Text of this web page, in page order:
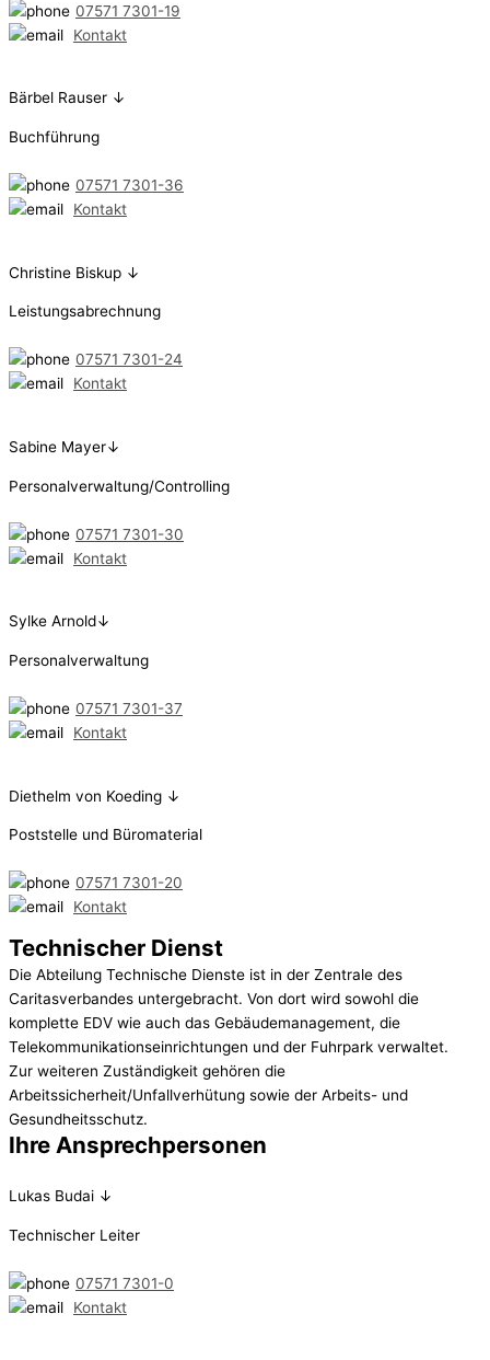
07571 7301-19
Kontakt
Bärbel Rauser ↓
Buchführung
07571 7301-36
Kontakt
Christine Biskup ↓
Leistungsabrechnung
07571 7301-24
Kontakt
Sabine Mayer↓
Personalverwaltung/Controlling
07571 7301-30
Kontakt
Sylke Arnold↓
Personalverwaltung
07571 7301-37
Kontakt
Diethelm von Koeding ↓
Poststelle und Büromaterial
07571 7301-20
Kontakt
Technischer Dienst
Die Abteilung Technische Dienste ist in der Zentrale des
Caritasverbandes untergebracht. Von dort wird sowohl die
komplette EDV wie auch das Gebäudemanagement, die
Telekommunikationseinrichtungen und der Fuhrpark verwaltet.
Zur weiteren Zuständigkeit gehören die
Arbeitssicherheit/Unfallverhütung sowie der Arbeits- und
Gesundheitsschutz.
Ihre Ansprech­personen
Lukas Budai ↓
Technischer Leiter
07571 7301-0
Kontakt